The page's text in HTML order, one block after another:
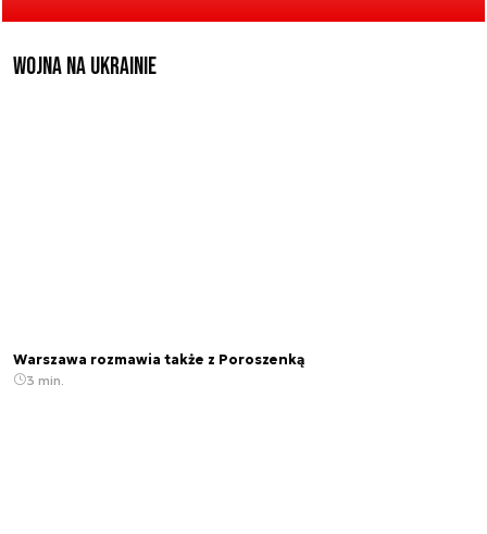
Wojna na Ukrainie
Warszawa rozmawia także z Poroszenką
3 min.